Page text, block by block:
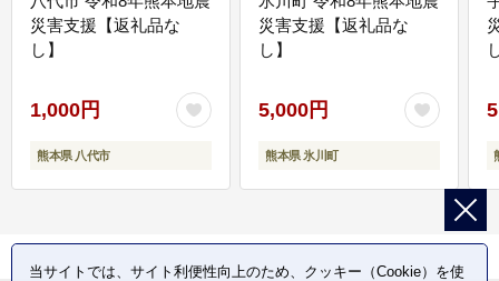
災害支援【返礼品な
し】
1,000円
熊本県 八代市
災害支援【返礼品な
し】
5,000円
熊本県 氷川町
当サイトでは、サイト利便性向上のため、クッキー（Cookie）を使